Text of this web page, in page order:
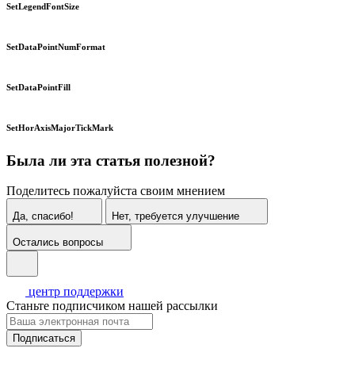
SetLegendFontSize
SetDataPointNumFormat
SetDataPointFill
SetHorAxisMajorTickMark
Была ли эта статья полезной?
Поделитесь пожалуйста своим мнением
Да, спасибо! Нет, требуется улучшение
Остались вопросы
центр поддержки
Станьте подписчиком нашей рассылки
Подписаться